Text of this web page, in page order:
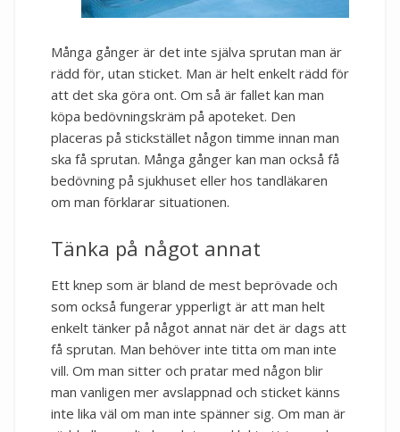
Många gånger är det inte själva sprutan man är
rädd för, utan sticket. Man är helt enkelt rädd för
att det ska göra ont. Om så är fallet kan man
köpa bedövningskräm på apoteket. Den
placeras på stickstället någon timme innan man
ska få sprutan. Många gånger kan man också få
bedövning på sjukhuset eller hos tandläkaren
om man förklarar situationen.
Tänka på något annat
Ett knep som är bland de mest beprövade och
som också fungerar ypperligt är att man helt
enkelt tänker på något annat när det är dags att
få sprutan. Man behöver inte titta om man inte
vill. Om man sitter och pratar med någon blir
man vanligen mer avslappnad och sticket känns
inte lika väl om man inte spänner sig. Om man är